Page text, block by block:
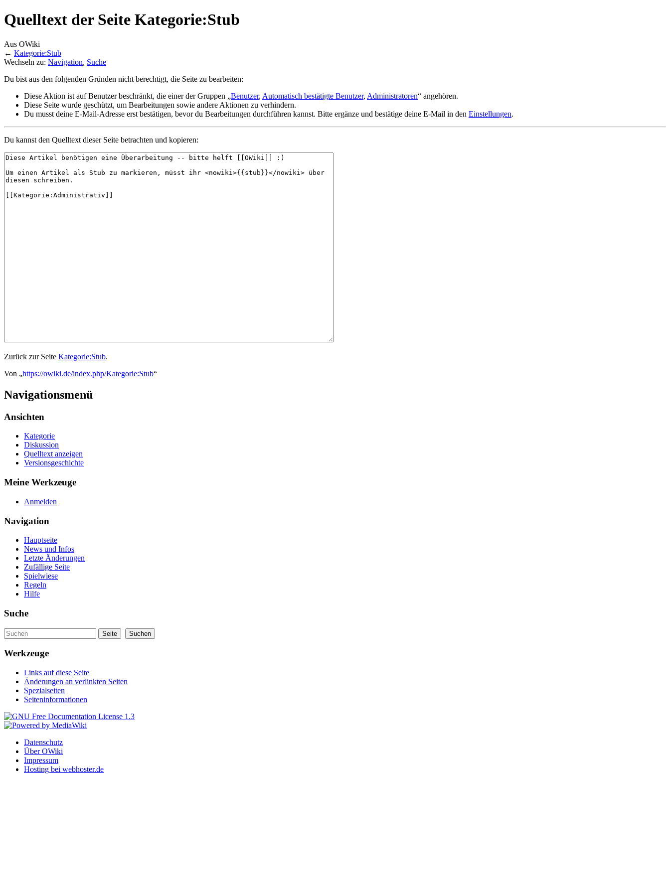
Quelltext der Seite Kategorie:Stub
Aus OWiki
← Kategorie:Stub
Wechseln zu: Navigation, Suche
Du bist aus den folgenden Gründen nicht berechtigt, die Seite zu bearbeiten:
Diese Aktion ist auf Benutzer beschränkt, die einer der Gruppen „Benutzer, Automatisch bestätigte Benutzer, Administratoren“ angehören.
Diese Seite wurde geschützt, um Bearbeitungen sowie andere Aktionen zu verhindern.
Du musst deine E-Mail-Adresse erst bestätigen, bevor du Bearbeitungen durchführen kannst. Bitte ergänze und bestätige deine E-Mail in den Einstellungen.
Du kannst den Quelltext dieser Seite betrachten und kopieren:
Zurück zur Seite Kategorie:Stub.
Von „https://owiki.de/index.php/Kategorie:Stub“
Navigationsmenü
Ansichten
Kategorie
Diskussion
Quelltext anzeigen
Versionsgeschichte
Meine Werkzeuge
Anmelden
Navigation
Hauptseite
News und Infos
Letzte Änderungen
Zufällige Seite
Spielwiese
Regeln
Hilfe
Suche
Werkzeuge
Links auf diese Seite
Änderungen an verlinkten Seiten
Spezialseiten
Seiteninformationen
Datenschutz
Über OWiki
Impressum
Hosting bei webhoster.de